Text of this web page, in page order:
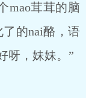
茸茸的脑
的nai酪，语
呀，妹妹。”